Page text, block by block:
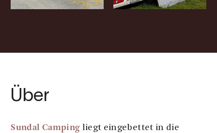
Über
Sundal Camping liegt eingebettet in die